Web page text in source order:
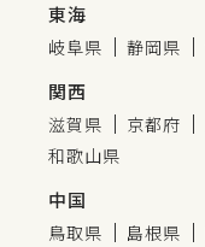
東海
岐阜県 静岡県
関西
滋賀県 京都府
和歌山県
中国
鳥取県 島根県